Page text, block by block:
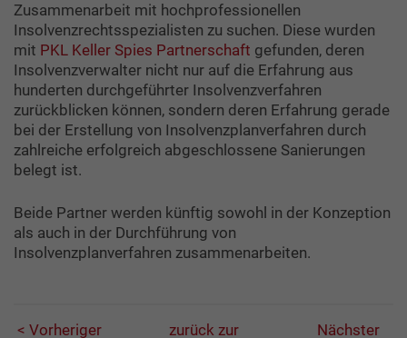
Zusammenarbeit mit hochprofessionellen
Insolvenzrechtsspezialisten zu suchen. Diese wurden
mit PKL Keller Spies Partnerschaft gefunden, deren
Insolvenzverwalter nicht nur auf die Erfahrung aus
hunderten durchgeführter Insolvenzverfahren
zurückblicken können, sondern deren Erfahrung gerade
bei der Erstellung von Insolvenzplanverfahren durch
zahlreiche erfolgreich abgeschlossene Sanierungen
belegt ist.
Beide Partner werden künftig sowohl in der Konzeption
als auch in der Durchführung von
Insolvenzplanverfahren zusammenarbeiten.
< Vorheriger
zurück zur
Nächster